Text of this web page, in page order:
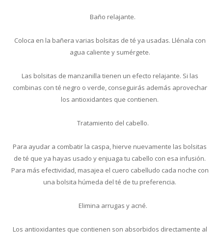
Baño relajante.
Coloca en la bañera varias bolsitas de té ya usadas. Llénala con
agua caliente y sumérgete.
Las bolsitas de manzanilla tienen un efecto relajante. Si las
combinas con té negro o verde, conseguirás además aprovechar
los antioxidantes que contienen.
Tratamiento del cabello.
Para ayudar a combatir la caspa, hierve nuevamente las bolsitas
de té que ya hayas usado y enjuaga tu cabello con esa infusión.
Para más efectividad, masajea el cuero cabelludo cada noche con
una bolsita húmeda del té de tu preferencia.
Elimina arrugas y acné.
Los antioxidantes que contienen son absorbidos directamente al